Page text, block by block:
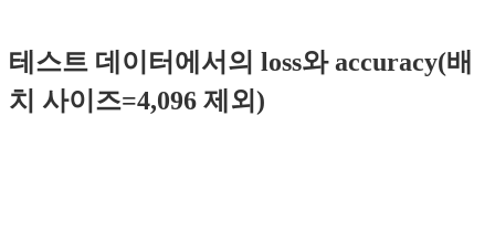
테스트 데이터에서의 loss와 accuracy(배
치 사이즈=4,096 제외)